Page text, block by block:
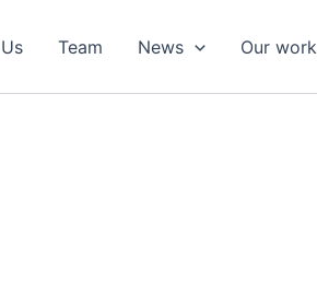
Team News Our work